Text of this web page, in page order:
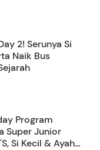
2! Serunya Si
Naik Bus
Program
Super Junior
Si Kecil & Ayah